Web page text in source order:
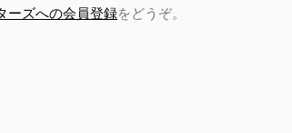
ーズへの会員登録をどうぞ。